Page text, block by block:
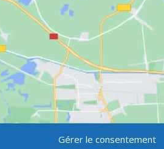
Gérer le consentement